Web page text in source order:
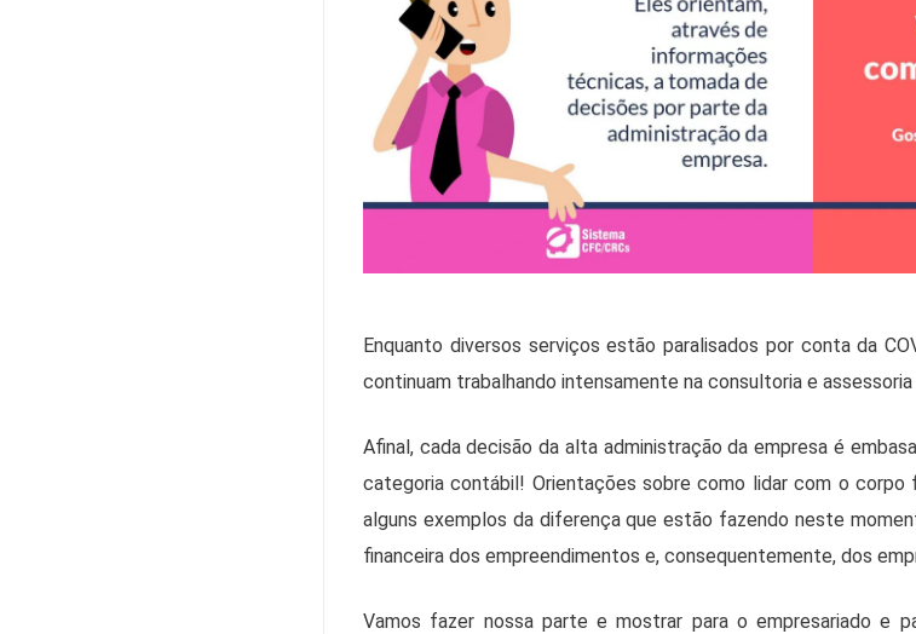
Enquanto diversos serviços estão paralisados por conta da
continuam trabalhando intensamente na consultoria e
Afinal, cada decisão da alta administração da empresa é
categoria contábil! Orientações sobre como lidar com o corpo
alguns exemplos da diferença que estão fazendo neste
financeira dos empreendimentos e, consequentemente, dos
Vamos fazer nossa parte e mostrar para o empresariado e